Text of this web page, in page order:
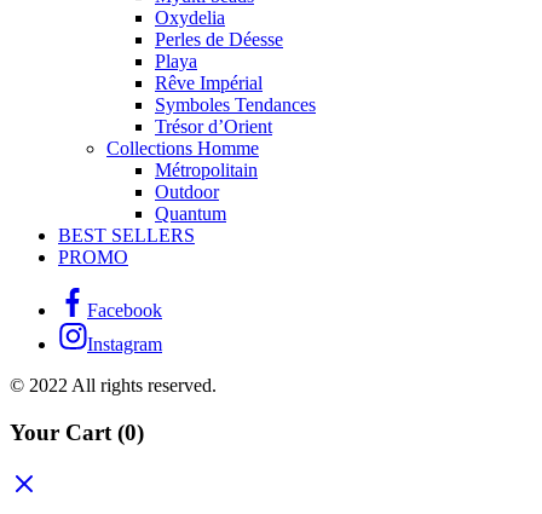
Oxydelia
Perles de Déesse
Playa
Rêve Impérial
Symboles Tendances
Trésor d’Orient
Collections Homme
Métropolitain
Outdoor
Quantum
BEST SELLERS
PROMO
Facebook
Instagram
© 2022 All rights reserved.
Your Cart (0)